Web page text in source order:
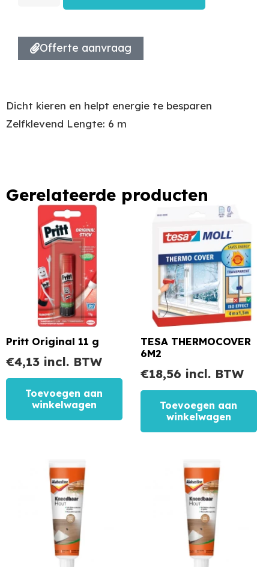
Offerte aanvraag
Dicht kieren en helpt energie te besparen
Zelfklevend Lengte: 6 m
Gerelateerde producten
Pritt Original 11 g
€4,13 incl. BTW
Toevoegen aan
winkelwagen
TESA THERMOCOVER
6M2
€18,56 incl. BTW
Toevoegen aan
winkelwagen